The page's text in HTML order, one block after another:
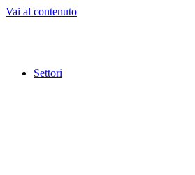
Vai al contenuto
Settori